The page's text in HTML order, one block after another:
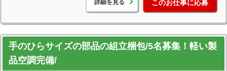
詳細を見る このお仕事に応募
手のひらサイズの部品の組立梱包/5名募集！軽い製
品空調完備/